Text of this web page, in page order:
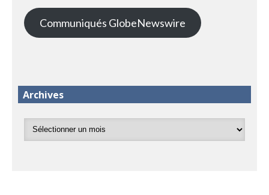
Communiqués GlobeNewswire
Archives